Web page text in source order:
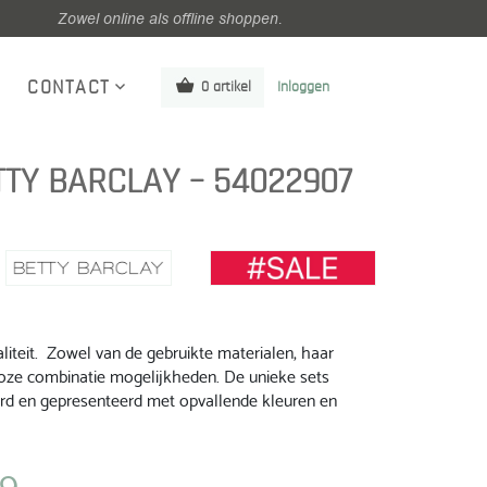
Zowel online als offline shoppen.
CONTACT 0 artikel Inloggen
BARCLAY – 54022907
Zowel van de gebruikte materialen, haar
combinatie mogelijkheden. De unieke sets
en gepresenteerd met opvallende kleuren en